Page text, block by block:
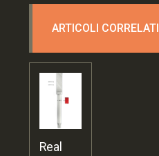
ARTICOLI CORRELATI
Real